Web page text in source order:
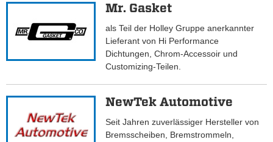
Mr. Gasket
als Teil der Holley Gruppe anerkannter
Lieferant von Hi Performance
Dichtungen, Chrom-Accessoir und
Customizing-Teilen.
NewTek Automotive
Seit Jahren zuverlässiger Hersteller von
Bremsscheiben, Bremstrommeln,